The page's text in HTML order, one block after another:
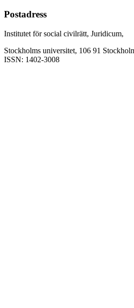
Postadress
Institutet för social civilrätt, Juridicum,
Stockholms universitet, 106 91
ISSN: 1402-3008